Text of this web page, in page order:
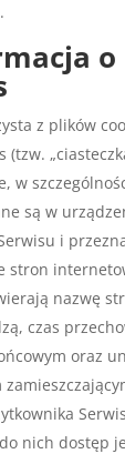
z plików
(tzw.
w
są w
i
stron
nazwę
czas
oraz
nich dostęp